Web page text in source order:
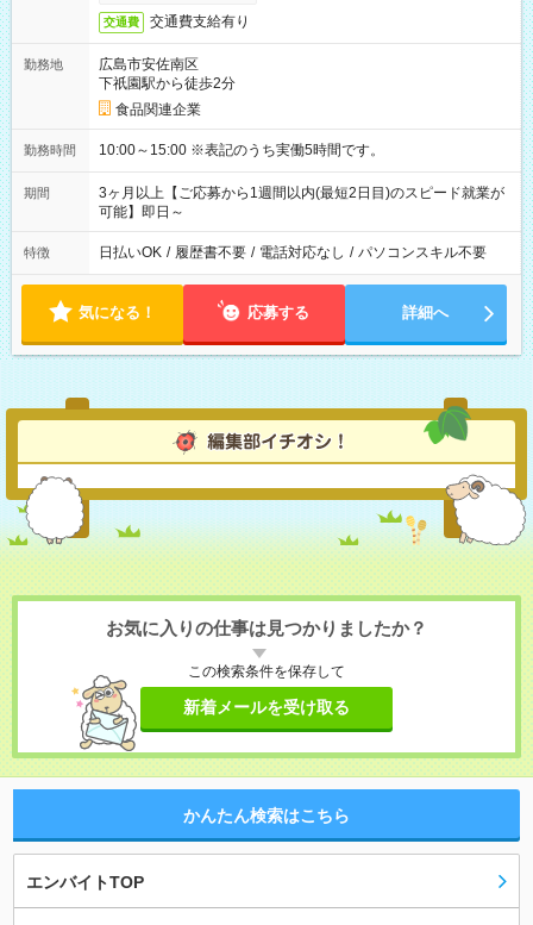
交通費 交通費支給有り
勤務地
広島市安佐南区
下祇園駅から徒歩2分
食品関連企業
勤務時間 10:00～15:00 ※表記のうち実働5時間です。
期間
3ヶ月以上【ご応募から1週間以内(最短2日目)のスピード就業が
可能】即日～
特徴 日払いOK / 履歴書不要 / 電話対応なし / パソコンスキル不要
気になる！ 応募する 詳細へ
お気に入りの仕事は見つかりましたか？
この検索条件を保存して
新着メールを受け取る
かんたん検索はこちら
エンバイトTOP